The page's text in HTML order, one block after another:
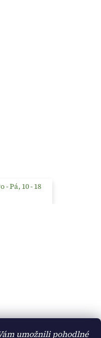
umožnili pohodlné
- Pá, 10 - 18